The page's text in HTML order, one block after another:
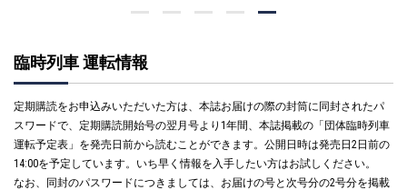
臨時列車 運転情報
定期購読をお申込みいただいた方は、本誌お届けの際の封筒に同封されたパ
スワードで、定期購読開始号の翌月号より1年間、本誌掲載の「団体臨時列車
運転予定表」を発売日前から読むことができます。公開日時は発売日2日前の
14:00を予定しています。いち早く情報を入手したい方はお試しください。
なお、同封のパスワードにつきましては、お届けの号と次号分の2号分を掲載